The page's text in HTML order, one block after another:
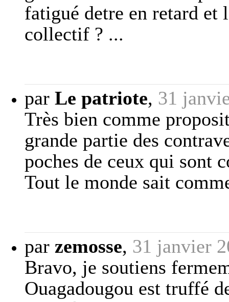
fatigué detre en retard et
collectif ? ...
par Le patriote, 31
Très bien comme
grande partie des
poches de ceux qui sont
Tout le monde sait
par zemosse, 31 janvier
Bravo, je soutiens
Ouagadougou est truffé